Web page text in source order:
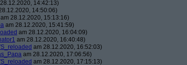
14:42:13)
14:50:06)
am 28.12.2020, 15:13:16)
am 28.12.2020, 15:41:59)
am 28.12.2020, 16:04:09)
am 28.12.2020, 16:40:48)
am 28.12.2020, 16:52:03)
am 28.12.2020, 17:06:56)
am 28.12.2020, 17:15:13)